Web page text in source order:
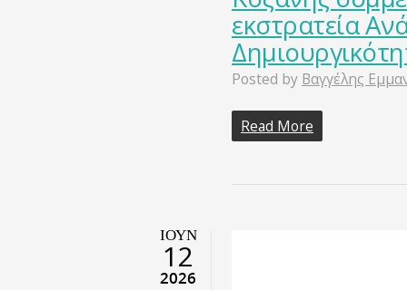
εκστρατεία
Posted by Βαγγέλης
Read More
ΙΟΎΝ
12
2026